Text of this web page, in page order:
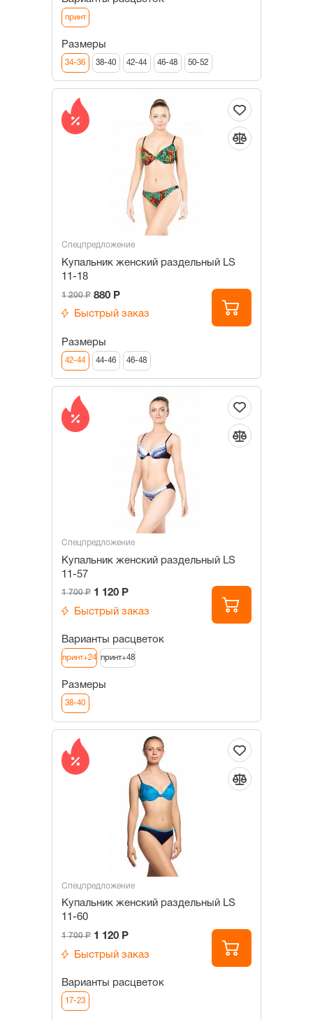
принт
Размеры
34-36 38-40 42-44 46-48 50-52
Спецпредложение
Купальник женский раздельный LS
11-18
1 200 Р 880 Р
Быстрый заказ
Размеры
42-44 44-46 46-48
Спецпредложение
Купальник женский раздельный LS
11-57
1 700 Р 1 120 Р
Быстрый заказ
Варианты расцветок
принт+24 принт+48
Размеры
38-40
Спецпредложение
Купальник женский раздельный LS
11-60
1 700 Р 1 120 Р
Быстрый заказ
Варианты расцветок
17-23